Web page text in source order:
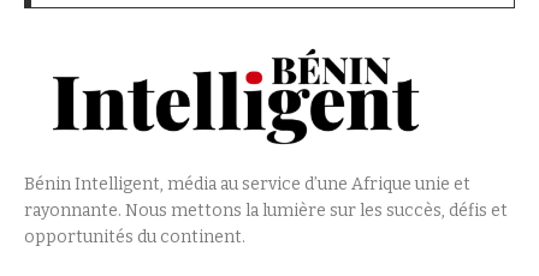
Bénin Intelligent, média au service d’une Afrique unie et
rayonnante. Nous mettons la lumière sur les succès, défis et
opportunités du continent.